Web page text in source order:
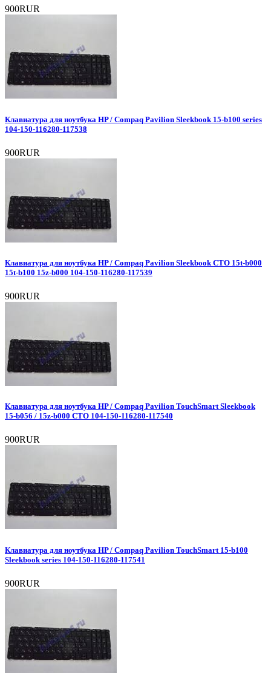
900RUR
Клавиатура для ноутбука HP / Compaq Pavilion Sleekbook 15-b100 series
104-150-116280-117538
900RUR
Клавиатура для ноутбука HP / Compaq Pavilion Sleekbook CTO 15t-b000
15t-b100 15z-b000 104-150-116280-117539
900RUR
Клавиатура для ноутбука HP / Compaq Pavilion TouchSmart Sleekbook
15-b056 / 15z-b000 CTO 104-150-116280-117540
900RUR
Клавиатура для ноутбука HP / Compaq Pavilion TouchSmart 15-b100
Sleekbook series 104-150-116280-117541
900RUR